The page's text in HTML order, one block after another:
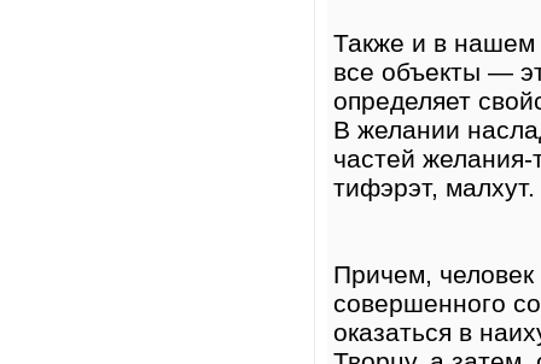
Также и в нашем
все объекты —
определяет
В желании
частей
тифэрэт, малхут.
Причем, человек
совершенного
оказаться в